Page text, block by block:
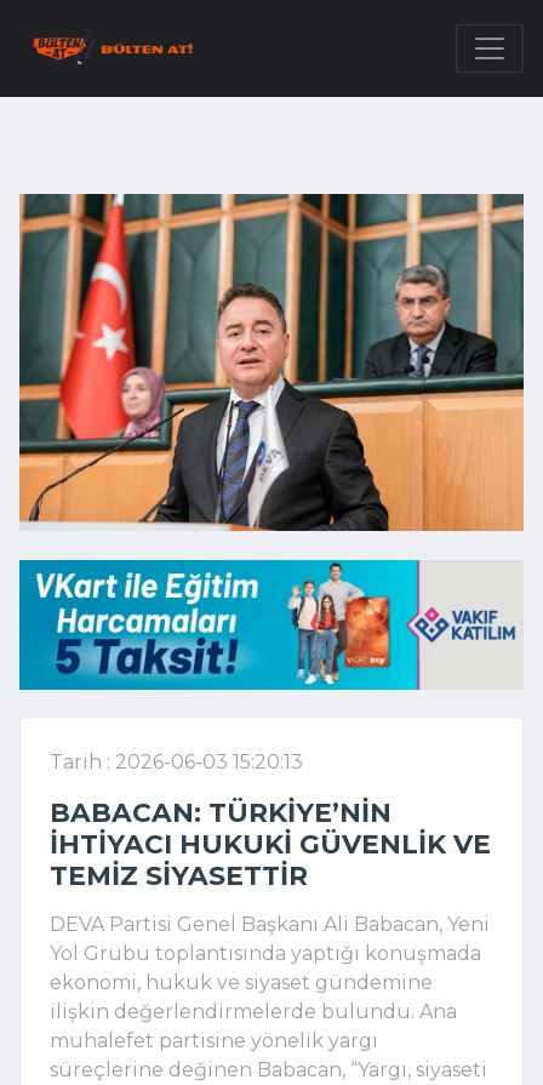
Tarih : 2026-06-03 15:20:13
BABACAN: TÜRKIYE’NIN
IHTIYACI HUKUKI GÜVENLIK VE
TEMIZ SIYASETTIR
DEVA Partisi Genel Başkanı Ali Babacan, Yeni
Yol Grubu toplantısında yaptığı konuşmada
ekonomi, hukuk ve siyaset gündemine
ilişkin değerlendirmelerde bulundu. Ana
muhalefet partisine yönelik yargı
süreçlerine değinen Babacan, “Yargı, siyaseti